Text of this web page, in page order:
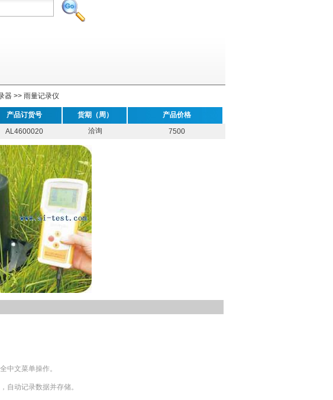
器 >> 雨量记录仪
产品订货号 货期（周）
产品价格
AL4600020 洽询 7500
中文菜单操作。
自动记录数据并存储。